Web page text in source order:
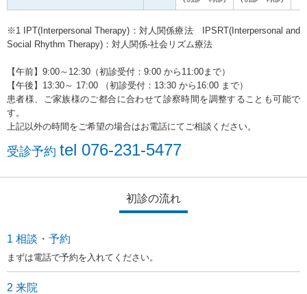
※1 IPT(Interpersonal Therapy)：対人関係療法 IPSRT(Interpersonal and
Social Rhythm Therapy)：対人関係-社会リズム療法
【午前】9:00～12:30（初診受付：9:00 から11:00まで）
【午後】13:30～ 17:00 （初診受付：13:30 から16:00 まで）
患者様、ご家族様のご都合に合わせて診察時間を調整することも可能で
す。
上記以外の時間をご希望の場合はお電話にてご相談ください。
受診予約 tel 076-231-5477
初診の流れ
1 相談・予約
まずは電話で予約を入れてください。
2 来院